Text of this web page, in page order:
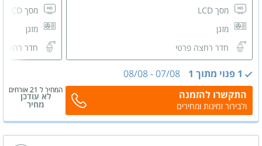
מסך LCD
מזגן
חדר רחצה פרטי
מסך LCD
מזגן
חדר
המחיר ל 21 אורחים
1 פנוי מתוך 1 07/08
-
08/08
לא עודכן
מחיר
התקשרו להזמנה
ולבירור זמינות ומחירים